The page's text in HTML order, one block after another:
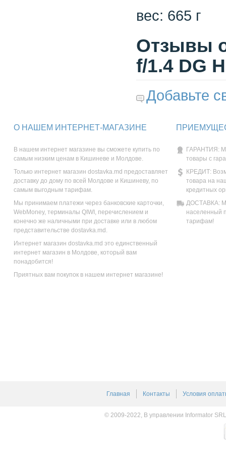
вес: 665 г
Отзывы
f/1.4 DG
Добавьте
О НАШЕМ ИНТЕРНЕТ-МАГАЗИНЕ
В нашем интернет магазине вы сможете купить по
самым низким ценам в Кишиневе и Молдове.
Только интернет магазин dostavka.md предоставляет
доставку до дому по всей Молдове и Кишиневу, по
самым выгодным тарифам.
Мы принимаем платежи через банковские карточки,
WebMoney, терминалы QIWI, перечислением и
конечно же наличными при доставке или в любом
представительстве dostavka.md.
Интернет магазин dostavka.md это единственный
интернет магазин в Молдове, который вам
понадобится!
Приятных вам покупок в нашем интернет магазине!
ГАРАНТИЯ:
товары с
КРЕДИТ:
товара на
кредитных
ДОСТАВКА:
населенный
тарифам!
Главная Контакты Условия
© 2009-2022, В управлении Informator SRL